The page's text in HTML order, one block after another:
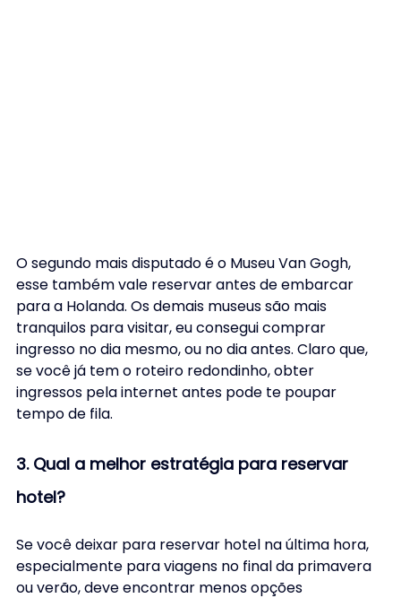
O segundo mais disputado é o Museu Van Gogh,
esse também vale reservar antes de embarcar
para a Holanda. Os demais museus são mais
tranquilos para visitar, eu consegui comprar
ingresso no dia mesmo, ou no dia antes. Claro que,
se você já tem o roteiro redondinho, obter
ingressos pela internet antes pode te poupar
tempo de fila.
3. Qual a melhor estratégia para reservar
hotel?
Se você deixar para reservar hotel na última hora,
especialmente para viagens no final da primavera
ou verão, deve encontrar menos opções